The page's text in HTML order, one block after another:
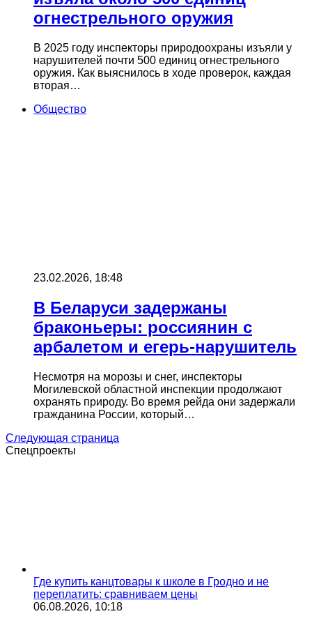
огнестрельного оружия
В 2025 году инспекторы природоохраны изъяли у
нарушителей почти 500 единиц огнестрельного
оружия. Как выяснилось в ходе проверок, каждая
вторая…
Общество
23.02.2026, 18:48
В Беларуси задержаны
браконьеры: россиянин с
арбалетом и егерь-нарушитель
Несмотря на морозы и снег, инспекторы
Могилевской областной инспекции продолжают
охранять природу. Во время рейда они задержали
гражданина России, который…
Следующая страница
Спецпроекты
Где купить канцтовары к школе в Гродно и не
переплатить: сравниваем цены
06.08.2026, 10:18